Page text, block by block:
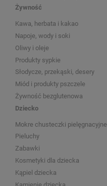
Żywność
Kawa, herbata i kakao
Napoje, wody i soki
Oliwy i oleje
Produkty sypkie
Słodycze, przekąski, desery
Miód i produkty pszczele
Żywność bezglutenowa
Dziecko
Mokre chusteczki pielęgnacyjne
Pieluchy
Zabawki
Kosmetyki dla dziecka
Kąpiel dziecka